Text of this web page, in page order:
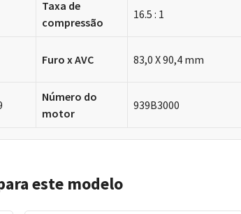
Taxa de
compressão
16.5 : 1
Furo x AVC 83,0 X 90,4 mm
Número do
motor
939B3000
este modelo